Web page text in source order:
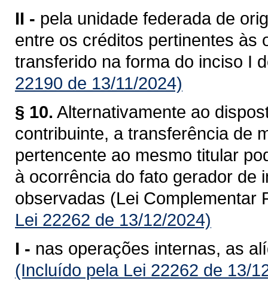
II - pela unidade federada de
entre os créditos pertinentes às
transferido na forma do inciso I
22190 de 13/11/2024)
§ 10. Alternativamente ao
contribuinte, a transferência de
pertencente ao mesmo titular
à ocorrência do fato gerador de
observadas (Lei Complementar
Lei 22262 de 13/12/2024)
I - nas operações internas, as
(Incluído pela Lei 22262 de 13/